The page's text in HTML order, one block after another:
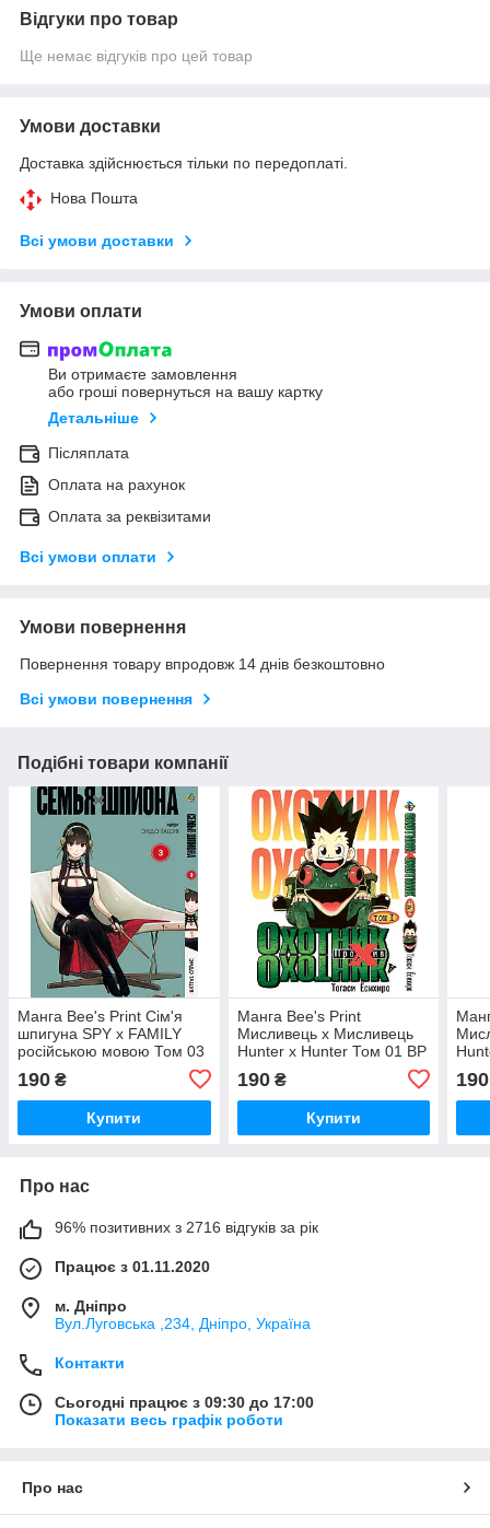
Відгуки про товар
Ще немає відгуків про цей товар
Умови доставки
Доставка здійснюється тільки по передоплаті.
Нова Пошта
Всі умови доставки
Умови оплати
Ви отримаєте замовлення
або гроші повернуться на вашу картку
Детальніше
Післяплата
Оплата на рахунок
Оплата за реквізитами
Всі умови оплати
Умови повернення
Повернення товару впродовж 14 днів безкоштовно
Всі умови повернення
Подібні товари компанії
Манга Bee's Print Сім'я
шпигуна SPY x FAMILY
російською мовою Том 03
190 ₴
Купити
Манга Bee's Print
Мисливець х Мисливець
Hunter x Hunter Том 01 BP
190₴
Купити
190
Про нас
96% позитивних з 2716 відгуків за рік
Працює з 01.11.2020
м. Дніпро
Вул.Луговська ,234, Дніпро, Україна
Контакти
Сьогодні працює з 09:30 до 17:00
Показати весь графік роботи
Про нас